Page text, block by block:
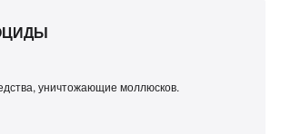
уничтожающие моллюсков.